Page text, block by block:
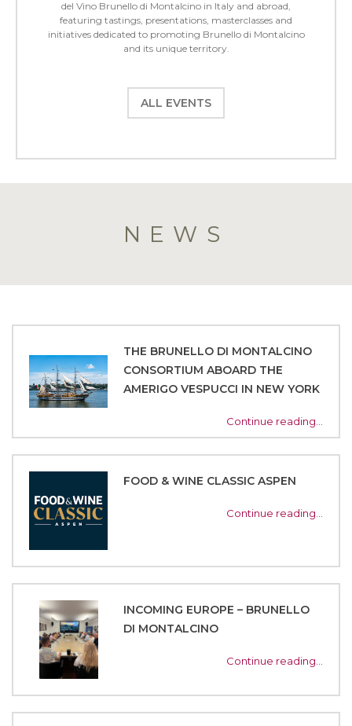
del Vino Brunello di Montalcino in Italy and abroad,
featuring tastings, presentations, masterclasses and
initiatives dedicated to promoting Brunello di Montalcino
and its unique territory.
ALL EVENTS
NEWS
THE BRUNELLO DI MONTALCINO
CONSORTIUM ABOARD THE
AMERIGO VESPUCCI IN NEW YORK
Continue reading…
FOOD & WINE CLASSIC ASPEN
Continue reading…
INCOMING EUROPE – BRUNELLO
DI MONTALCINO
Continue reading…